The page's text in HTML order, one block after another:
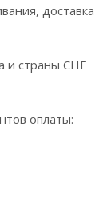
доставка
и страны СНГ
оплаты: